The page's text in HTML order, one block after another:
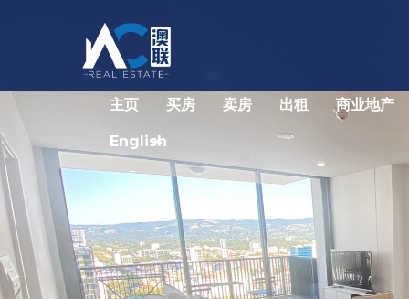
主页 买房 卖房 出租 商业地产
English